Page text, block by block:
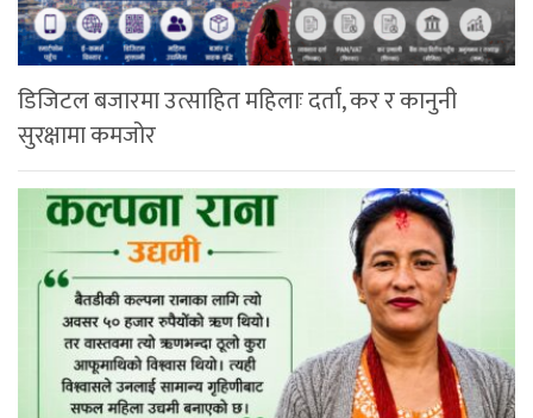
डिजिटल बजारमा उत्साहित महिलाः दर्ता, कर र कानुनी
सुरक्षामा कमजोर